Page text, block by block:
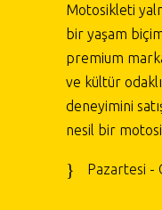
Motosikleti
bir yaşam
premium
ve kültür
deneyimini
nesil bir
Pazartesi -